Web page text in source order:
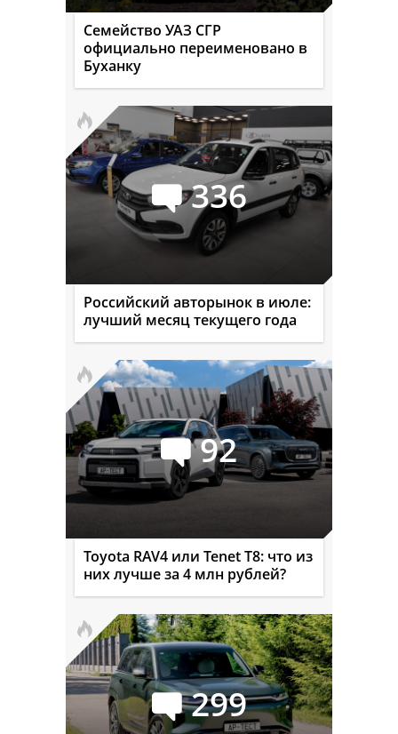
Семейство УАЗ СГР
официально переименовано в
Буханку
336
Российский авторынок в июле:
лучший месяц текущего года
92
Toyota RAV4 или Tenet T8: что из
них лучше за 4 млн рублей?
299